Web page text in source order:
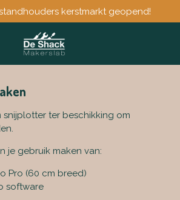
kerstmarkt geopend!
snijplotter ter beschikking om
je gebruik maken van:
Pro (60 cm breed)
software